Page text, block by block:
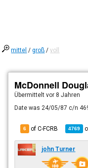
mittel /groß /voll
McDonnell
Übermitteltvor 8 Jahren
Date was 24/05/87 c/n
6 of C-FCRB 4769
john Turner